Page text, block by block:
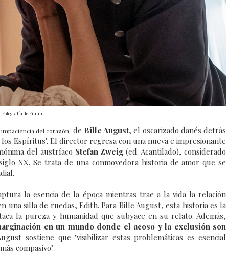
Fotografía de Filmin.
del corazón' de Bille August, el oscarizado danés detrás
Espíritus". El director regresa con una nueva e impresionante
del austríaco Stefan Zweig(ed. Acantilado), considerado
XX. Se trata de una conmovedora historia de amor que se
la esencia de la época mientras trae a la vida la relación
una silla de ruedas, Edith. Para Bille August, esta historia es la
la pureza y humanidad que subyace en su relato. Además,
en un mundo donde el acoso y la exclusión son
sostiene que "visibilizar estas problemáticas es esencial
compasivo".